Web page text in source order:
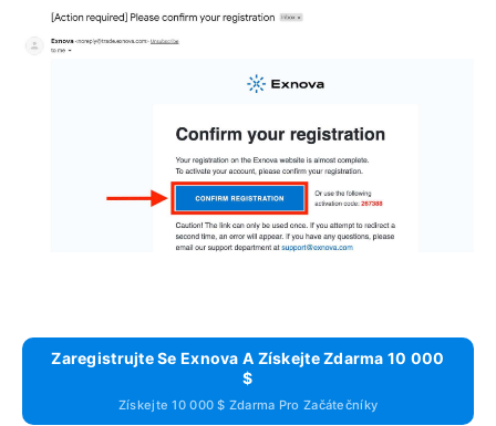
Zaregistrujte Se Exnova A Získejte Zdarma 10 000
$
Získejte 10 000 $ Zdarma Pro Začátečníky